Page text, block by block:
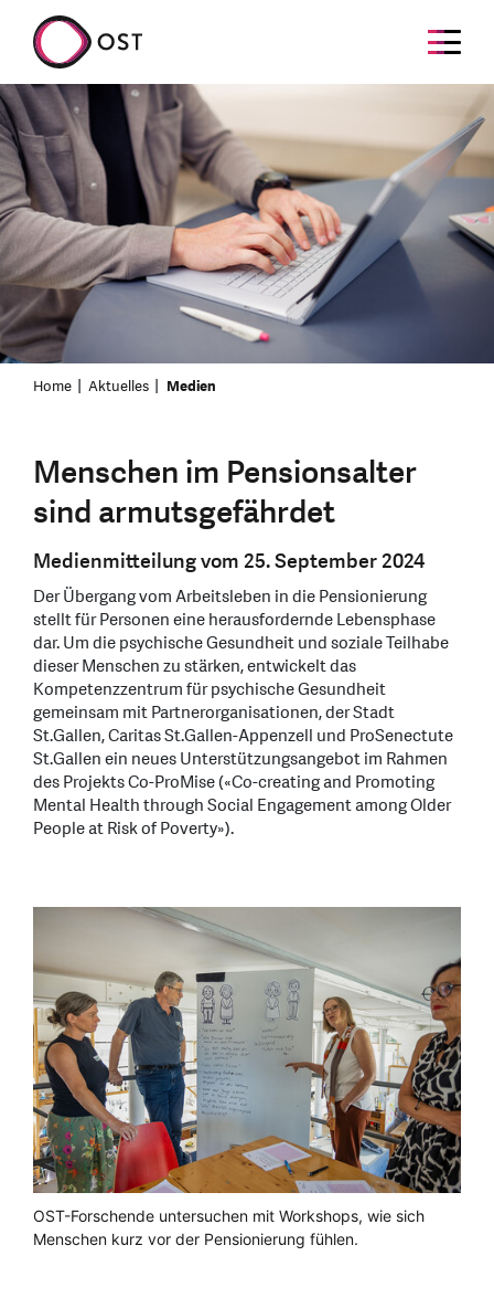
Home Aktuelles Medien
Menschen im Pensionsalter
sind armutsgefährdet
Medienmitteilung vom 25. September 2024
Der Übergang vom Arbeitsleben in die Pensionierung
stellt für Personen eine herausfordernde Lebensphase
dar. Um die psychische Gesundheit und soziale Teilhabe
dieser Menschen zu stärken, entwickelt das
Kompetenzzentrum für psychische Gesundheit
gemeinsam mit Partnerorganisationen, der Stadt
St.Gallen, Caritas St.Gallen-Appenzell und ProSenectute
St.Gallen ein neues Unterstützungsangebot im Rahmen
des Projekts Co-ProMise («Co-creating and Promoting
Mental Health through Social Engagement among Older
People at Risk of Poverty»).
OST-Forschende untersuchen mit Workshops, wie sich
Menschen kurz vor der Pensionierung fühlen.